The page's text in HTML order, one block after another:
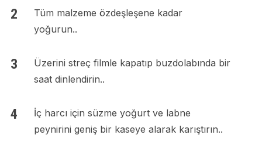
Tüm malzeme özdeşleşene kadar
yoğurun..
Üzerini streç filmle kapatıp buzdolabında bir
saat dinlendirin..
İç harcı için süzme yoğurt ve labne
peynirini geniş bir kaseye alarak karıştırın..